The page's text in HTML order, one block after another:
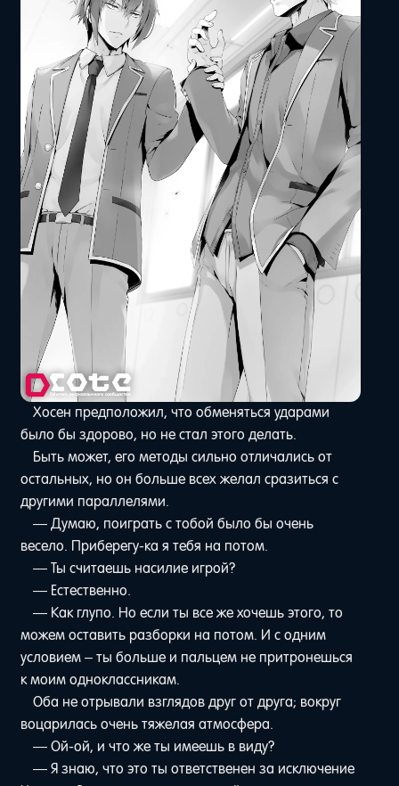
Хосен предположил, что обменяться ударами
было бы здорово, но не стал этого делать.
Быть может, его методы сильно отличались от
остальных, но он больше всех желал сразиться с
другими параллелями.
— Думаю, поиграть с тобой было бы очень
весело. Приберегу-ка я тебя на потом.
— Ты считаешь насилие игрой?
— Естественно.
— Как глупо. Но если ты все же хочешь этого, то
можем оставить разборки на потом. И с одним
условием – ты больше и пальцем не притронешься
к моим одноклассникам.
Оба не отрывали взглядов друг от друга; вокруг
воцарилась очень тяжелая атмосфера.
— Ой-ой, и что же ты имеешь в виду?
— Я знаю, что это ты ответственен за исключение